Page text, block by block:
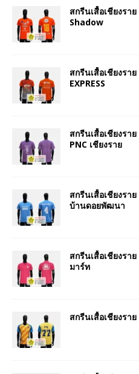
สกรีนเสื้อเชียงรา
Shadow
สกรีนเสื้อเชียงรา
EXPRESS
สกรีนเสื้อเชียงรา
PNC เชียงราย
สกรีนเสื้อเชียงรา
บ้านดอยพัฒนา
สกรีนเสื้อเชียงรา
มาร์ท
สกรีนเสื้อเชียงรา